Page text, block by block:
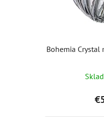
Bohemia